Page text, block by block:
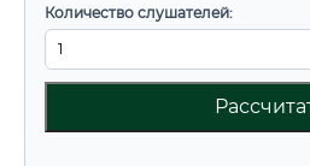
Количество слушателей: